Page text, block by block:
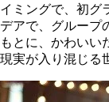
イミングで、初グ
デアで、グループ
もとに、かわいい
現実が入り混じる